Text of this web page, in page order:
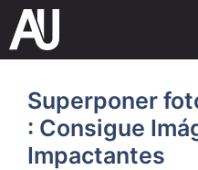
Saltar
contenido
Superponer
: Consigue
Impactantes